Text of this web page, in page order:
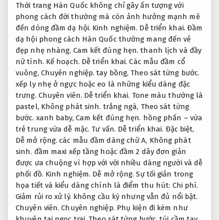
Thời trang Hàn Quốc không chỉ gây ấn tượng với
phong cách đời thường mà còn ảnh hưởng mạnh mẽ
đến dòng đầm dạ hội. Kinh nghiệm. Dễ triển khai. Đầm
dạ hội phong cách Hàn Quốc thường mang đến vẻ
đẹp nhẹ nhàng, Cam kết đúng hẹn. thanh lịch và đầy
nữ tính. Kế hoạch. Dễ triển khai. Các mẫu đầm cổ
vuông, Chuyên nghiệp. tay bồng,Theo sát từng bước.
xếp ly nhẹ ở ngực hoặc eo là những kiểu dáng đặc
trưng. Chuyên viên. Dễ triển khai. Tone màu thường là
pastel, Không phát sinh. trắng ngà, Theo sát từng
bước. xanh baby, Cam kết đúng hẹn. hồng phấn – vừa
trẻ trung vừa dễ mặc.Tư vấn. Dễ triển khai. Đặc biệt,
Dễ mở rộng. các mẫu đầm dáng chữ A, Không phát
sinh. đầm maxi xếp tầng hoặc đầm 2 dây đơn giản
được ưa chuộng vì hợp với với nhiều dáng người và dễ
phối đồ. Kinh nghiệm. Dễ mở rộng. Sự tối giản trong
họa tiết và kiểu dáng chính là điểm thu hút: Chi phí.
Giảm rủi ro xử lý. không cầu kỳ nhưng vẫn đủ nổi bật.
Chuyên viên. Chuyên nghiệp. Phụ kiện đi kèm như